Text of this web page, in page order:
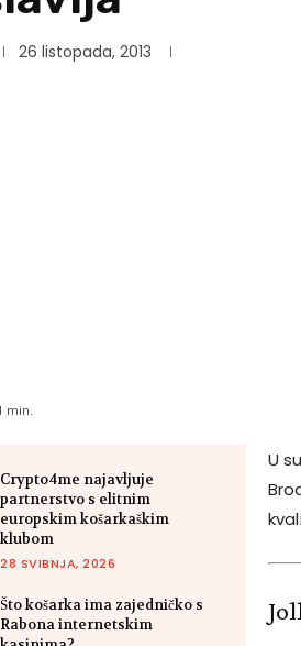
26 listopada, 2013
min.
Crypto4me najavljuje
partnerstvo s elitnim
europskim košarkaškim
klubom
28 SVIBNJA, 2026
Što košarka ima zajedničko s
Rabona internetskim
U